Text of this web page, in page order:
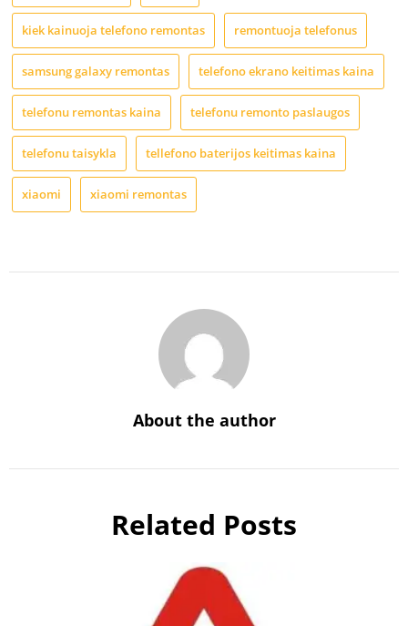
kiek kainuoja telefono remontas remontuoja telefonus
samsung galaxy remontas telefono ekrano keitimas kaina
telefonu remontas kaina telefonu remonto paslaugos
telefonu taisykla tellefono baterijos keitimas kaina
xiaomi xiaomi remontas
About the author
Related Posts